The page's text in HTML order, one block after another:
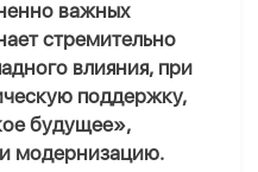
важных
стремительно
влияния, при
поддержку,
будущее»,
модернизацию.